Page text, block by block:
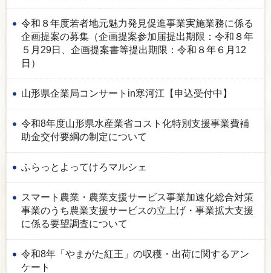
令和８年度若者地元魅力発見促進事業実施業務に係る
企画提案の募集（企画提案参加届提出期限：令和８年
５月29日、企画提案書等提出期限：令和８年６月12
日）
山形県企業局コンサートin寒河江【申込受付中】
令和8年度山形県水産業省コスト化特別支援事業費補
助金交付要綱の制定について
ふらっとよってけろマルシェ
スマート農業・農業支援サービス事業加速化総合対策
事業のうち農業支援サービスの立上げ・事業拡大支援
に係る要望調査について
令和8年「やまがた紅王」の収穫・出荷に関するアン
ケート